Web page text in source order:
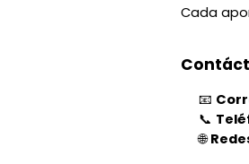
Cada
📧
📞
🌐